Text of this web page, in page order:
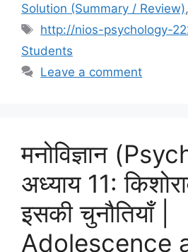
Solution (Summary / Review),
http://nios-psychology-
Students
Leave a comment
मनोविज्ञान
अध्याय 11:
इसकी चुनौतियाँ |
Adolescence